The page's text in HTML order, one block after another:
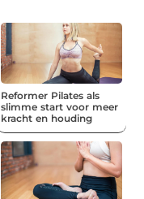
Reformer Pilates als
slimme start voor meer
kracht en houding